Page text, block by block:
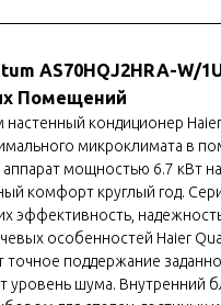
AS70HQJ2HRA-
Помещений
настенный кондиционер
микроклимата в
мощностью 6.7 кВт
комфорт круглый год.
эффективность,
особенностей Haier
точное поддержание
уровень шума. Внутренний